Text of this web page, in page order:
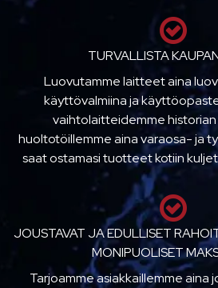
TURVALLISTA
Luovutamme laitteet aina
käyttövalmiina ja
vaihtolaitteidemme historian
huoltotöillemme aina varaosa- ja
saat ostamasi tuotteet kotiin
JOUSTAVAT JA EDULLISET
MONIPUOLISET
Tarjoamme asiakkaillemme aina